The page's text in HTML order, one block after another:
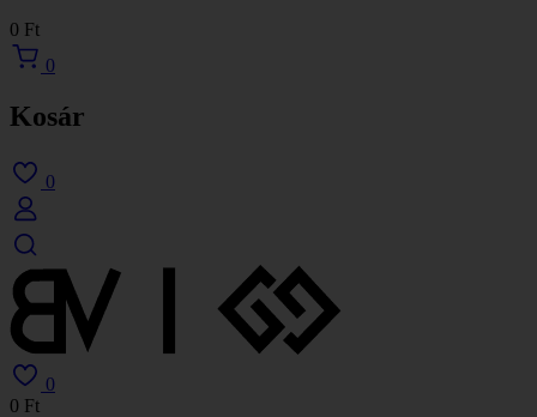
0 Ft
0
Kosár
0
0
0 Ft